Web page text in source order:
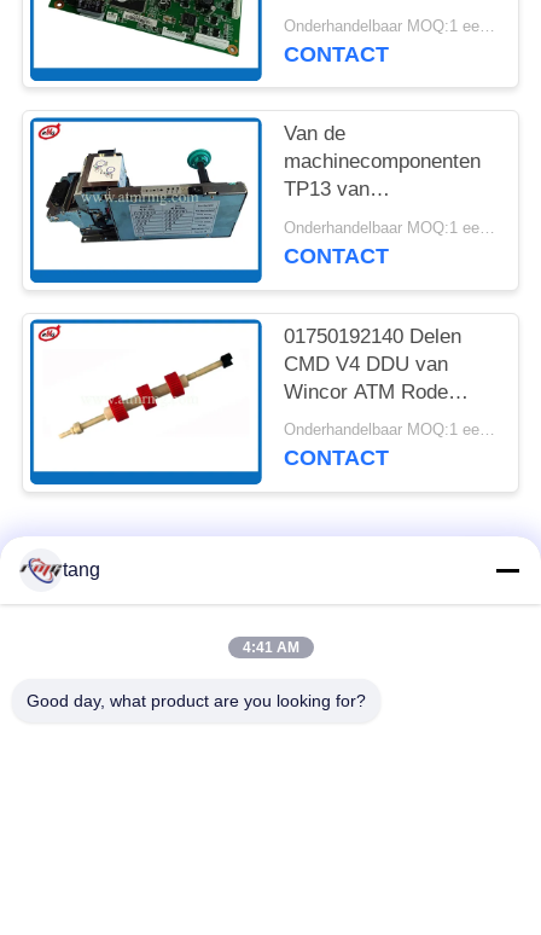
Wincor ATM de Printer
Control Board
Onderhandelbaar MOQ:1 eenheid
CONTACT
Van de
machinecomponenten
TP13 van
Wincorprocash PC280
ATM het
Onderhandelbaar MOQ:1 eenheid
CONTACT
01750192140 Delen
CMD V4 DDU van
Wincor ATM Rode
Trekker SP met
Schacht
Onderhandelbaar MOQ:1 eenheid
CONTACT
populaire categorieën
ATM-machinedelen
wincoratm delen NCR ATM Delen
tang
4:41 AM
Good day, what product are you looking for?